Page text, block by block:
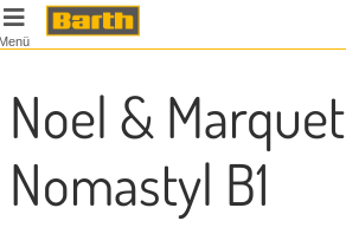
Noel & Marquet
Nomastyl B1